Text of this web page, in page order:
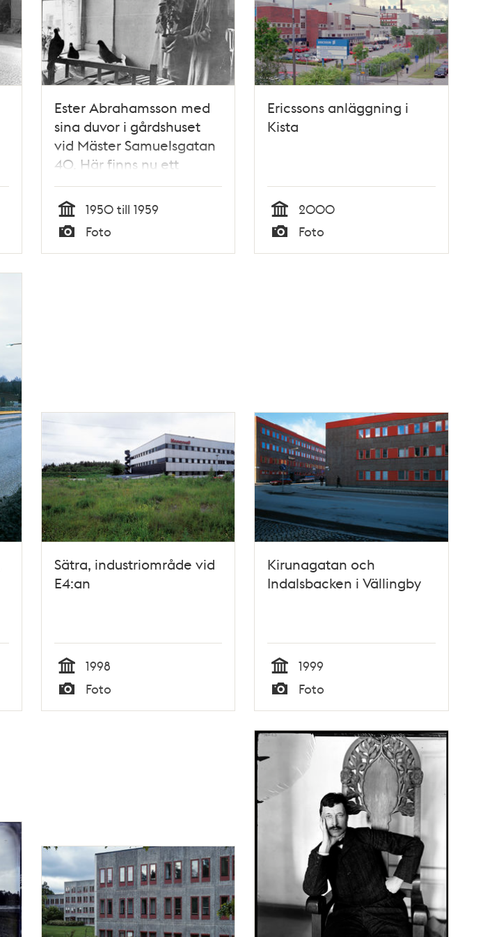
Ester Abrahamsson med
sina duvor i gårdshuset
vid Mäster Samuelsgatan
40. Här finns nu ett
kontorshus byggt 1965 vid
Mäster Samuelsgatan 38,
fortfarande i kv. Putten
Tid
1950 till 1959
Typ
Foto
Ericssons anläggning i
Kista
Tid
2000
Typ
Foto
Sätra, industriområde vid
E4:an
Tid
1998
Typ
Foto
Kirunagatan och
Indalsbacken i Vällingby
Tid
1999
Typ
Foto